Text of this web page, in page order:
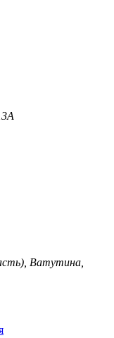
Ватутина,